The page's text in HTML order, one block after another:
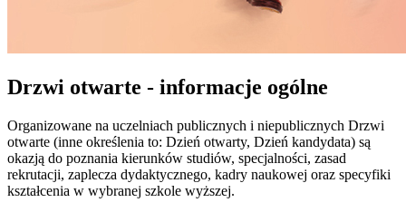
Drzwi otwarte - informacje ogólne
Organizowane na uczelniach publicznych i niepublicznych Drzwi
otwarte (inne określenia to: Dzień otwarty, Dzień kandydata) są
okazją do poznania kierunków studiów, specjalności, zasad
rekrutacji, zaplecza dydaktycznego, kadry naukowej oraz specyfiki
kształcenia w wybranej szkole wyższej.